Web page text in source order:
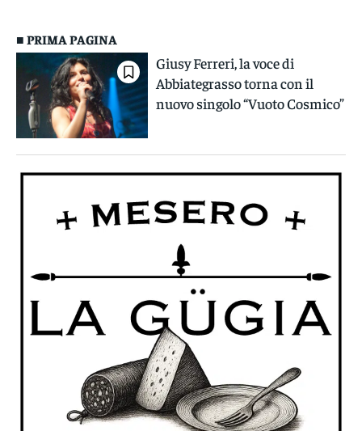
■ PRIMA PAGINA
Giusy Ferreri, la voce di
Abbiategrasso torna con il
nuovo singolo “Vuoto Cosmico”